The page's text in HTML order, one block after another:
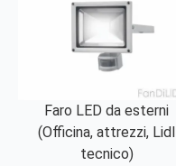
Faro LED da esterni
(Officina, attrezzi, Lidl
tecnico)